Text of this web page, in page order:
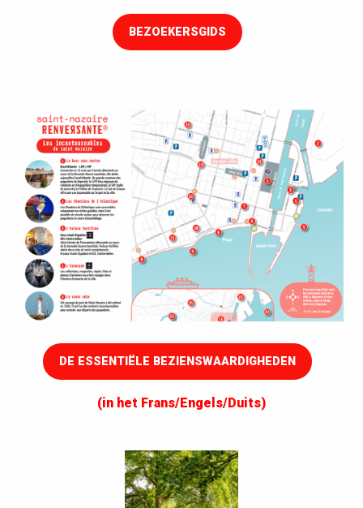
BEZOEKERSGIDS
DE ESSENTIËLE BEZIENSWAARDIGHEDEN
(in het Frans/Engels/Duits)